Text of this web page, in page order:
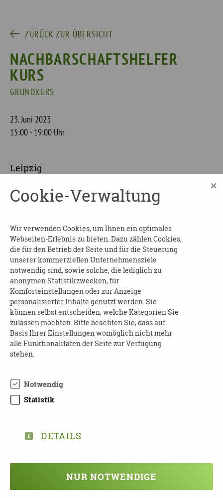
ZURÜCK ZUR ÜBERSICHT
NACHBARSCHAFTSHELFER
KURS
GRUNDKURS
23. Juni 2023
15:00 - 19:00 Uhr
Leipzig
Für die auszubildenden Nachbarschaftshelfer
Nähere Auskünfte erfahren Sie über:
Pflegenetzwerk Leipzig
Dornberger Straße 2
04315 Leipzig
Tel.: 0341 58324111
Mail: kontakt@pflegenetzwerk-leipzig.d
TEILEN
Veranstaltung verpasst?
Kein Problem - vielleicht klappt es ja
Cookie-Verwaltung ×
Wir verwenden Cookies, um Ihnen ein optimales
Webseiten-Erlebnis zu bieten. Dazu zählen Cookies,
die für den Betrieb der Seite und für die Steuerung
unserer kommerziellen Unternehmensziele
notwendig sind, sowie solche, die lediglich zu
anonymen Statistikzwecken, für
Komforteinstellungen oder zur Anzeige
personalisierter Inhalte genutzt werden. Sie
können selbst entscheiden, welche Kategorien Sie
zulassen möchten. Bitte beachten Sie, dass auf
Basis Ihrer Einstellungen womöglich nicht mehr
alle Funktionalitäten der Seite zur Verfügung
stehen.
Notwendig
Statistik
DETAILS
NUR NOTWENDIGE